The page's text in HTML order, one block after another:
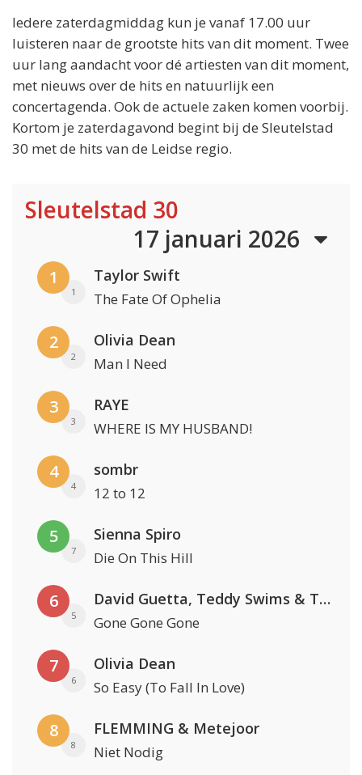
Iedere zaterdagmiddag kun je vanaf 17.00 uur
luisteren naar de grootste hits van dit moment. Twee
uur lang aandacht voor dé artiesten van dit moment,
met nieuws over de hits en natuurlijk een
concertagenda. Ook de actuele zaken komen voorbij.
Kortom je zaterdagavond begint bij de Sleutelstad
30 met de hits van de Leidse regio.
Sleutelstad 30
17 januari 2026
1
1
Taylor Swift
The Fate Of Ophelia
2
2
Olivia Dean
Man I Need
3
3
RAYE
WHERE IS MY HUSBAND!
4
4
sombr
12 to 12
5
7
Sienna Spiro
Die On This Hill
6
5
David Guetta, Teddy Swims & Tones And I
Gone Gone Gone
7
6
Olivia Dean
So Easy (To Fall In Love)
8
8
FLEMMING & Metejoor
Niet Nodig